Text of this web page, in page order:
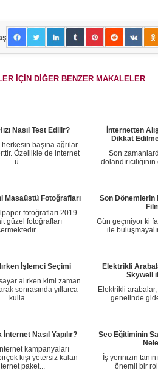
İÇİN DİĞER BENZER MAKALELER
Nasıl Test Edilir?
herkesin başına ağrılar
Özellikle de internet
ü...
İnternetten
Dikkat
Son
Masaüstü Fotoğrafları
fotoğrafları 2019
güzel fotoğrafları
...
Son Dönemlerin
Gün geçmiyor ki
ile
İşlemci Seçimi
alırken kimi zaman
sonrasında yıllarca
kulla...
Elektrikli
Skywell
Elektrikli
genelinde
Nasıl Yapılır?
kampanyaları
kişi yetersiz kalan
paket...
Seo Eğitiminin
İş yerinizin
önemli bir